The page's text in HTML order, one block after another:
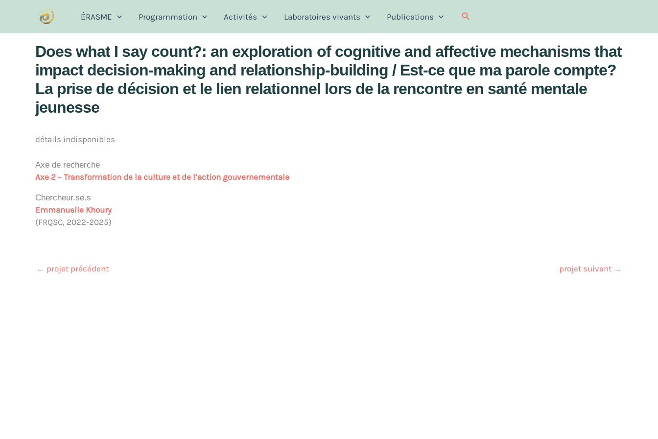
ÉRASME Programmation Activités Laboratoires vivants Publications Recherche
Does what I say count?: an exploration of cognitive and affective mechanisms that
impact decision-making and relationship-building / Est-ce que ma parole compte?
La prise de décision et le lien relationnel lors de la rencontre en santé mentale
jeunesse
détails indisponibles
Axe de recherche
Axe 2 – Transformation de la culture et de l’action gouvernementale
Chercheur.se.s
Emmanuelle Khoury
(FRQSC, 2022-2025)
← projet précédent projet suivant →